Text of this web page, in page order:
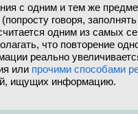
с одним и тем же
говоря,
одним из самых
что повторение
реально
или прочими способами
ищущих информацию.